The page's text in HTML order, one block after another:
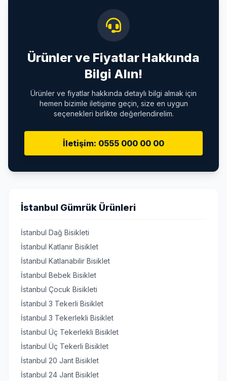
Ürünler ve Fiyatlar Hakkında
Bilgi Alın!
Ürünler ve fiyatlar hakkında detaylı bilgi almak için
hemen bizimle iletişime geçin, size en uygun
seçenekleri birlikte değerlendirelim.
İletişim: 0555 000 00 00
İstanbul Gümrük Ürünleri
İstanbul Dağ Bisikleti
İstanbul Katlanır Bisiklet
İstanbul Katlanabilir Bisiklet
İstanbul Bebek Bisiklet
İstanbul Çocuk Bisikleti
İstanbul 3 Tekerli Bisiklet
İstanbul 3 Tekerlekli Bisiklet
İstanbul Üç Tekerlekli Bisiklet
İstanbul Üç Tekerli Bisiklet
İstanbul 20 Jant Bisiklet
İstanbul 24 Jant Bisiklet